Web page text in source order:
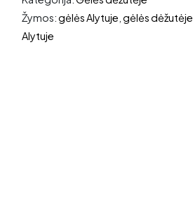
Žymos:gėlės Alytuje gėlės dėžutėje
Alytuje